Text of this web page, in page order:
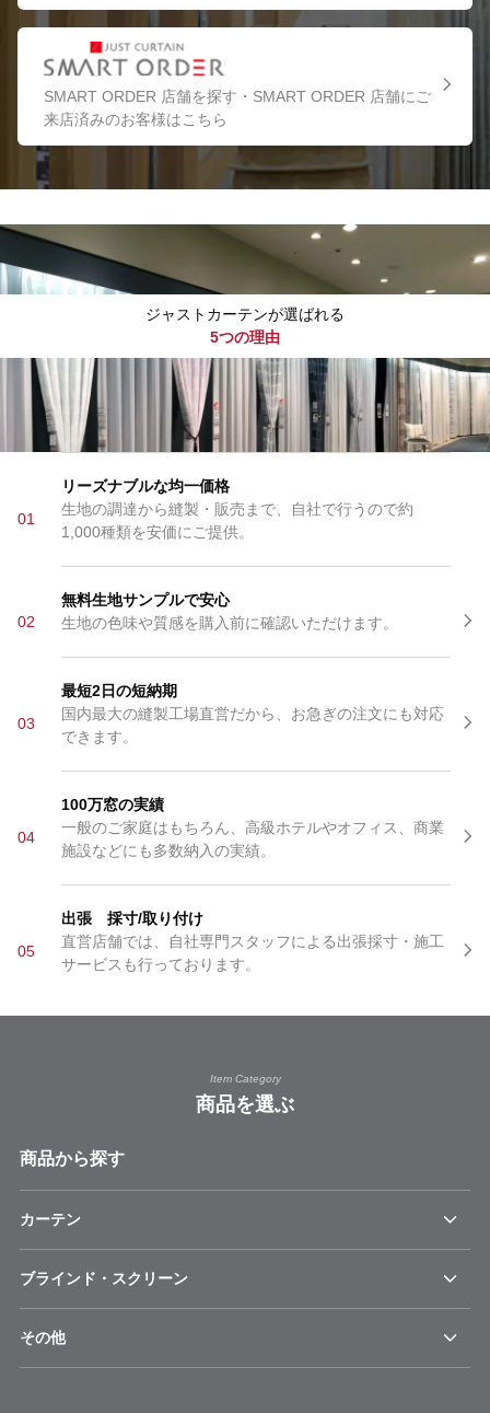
SMART ORDER 店舗を探す・SMART ORDER 店舗にご
来店済みのお客様はこちら
ジャストカーテンが選ばれる
5つの理由
01
リーズナブルな均一価格
生地の調達から縫製・販売まで、自社で行うので約
1,000種類を安価にご提供。
02
無料生地サンプルで安心
生地の色味や質感を購入前に確認いただけます。
03
最短2日の短納期
国内最大の縫製工場直営だから、お急ぎの注文にも対応
できます。
04
100万窓の実績
一般のご家庭はもちろん、高級ホテルやオフィス、商業
施設などにも多数納入の実績。
05
出張 採寸/取り付け
直営店舗では、自社専門スタッフによる出張採寸・施工
サービスも行っております。
Item Category
商品を選ぶ
商品から探す
カーテン
ブラインド・スクリーン
その他